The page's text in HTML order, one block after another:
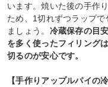
います。焼いた後の手作
ため、1切れずつラップ
ましょう。 冷蔵保存の目
を多く使ったフィリング
切るのが安心です。
【手作りアップルパイの